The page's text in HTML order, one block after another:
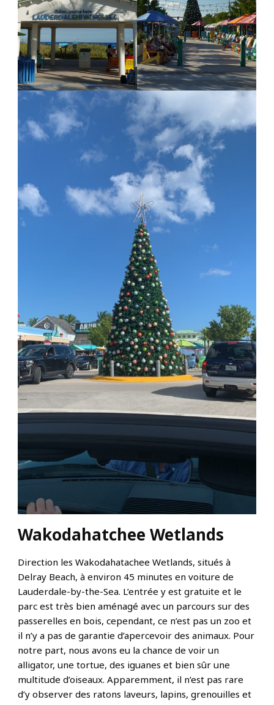
Wakodahatchee Wetlands
Direction les Wakodahatachee Wetlands, situés à
Delray Beach, à environ 45 minutes en voiture de
Lauderdale-by-the-Sea. L’entrée y est gratuite et le
parc est très bien aménagé avec un parcours sur des
passerelles en bois, cependant, ce n’est pas un zoo et
il n’y a pas de garantie d’apercevoir des animaux. Pour
notre part, nous avons eu la chance de voir un
alligator, une tortue, des iguanes et bien sûr une
multitude d’oiseaux. Apparemment, il n’est pas rare
d’y observer des ratons laveurs, lapins, grenouilles et